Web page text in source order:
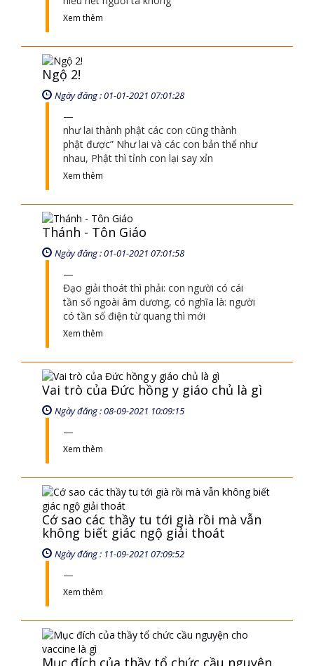
như lai thành phật các con cũng thành
nhau, Phật thì tỉnh con lại say xỉn
Xem thêm
Ngày đăng : 01-01-2021 07:01:58
Đạo giải thoát thì phải: con người có cái
tần số ngoài âm dương, có nghĩa là: người
Xem thêm
Vai trò của Đức hồng y giáo chủ là gì
Ngày đăng : 08-09-2021 10:09:15
Xem thêm
Cớ sao các thầy tu tới già rồi mà vẫn
không biết giác ngộ giải thoát
Ngày đăng : 11-09-2021 07:09:52
Xem thêm
Mục đích của thầy tổ chức cầu nguyện
cho vaccine là gì
Ngày đăng : 17-10-2021 06:10:33
Tất cả những việc làm ở thế gian này, đều
là kiếm danh, chớ không ngoài gì khác.
Xem thêm
Các chùa vi phạm pháp luật tập trung
đông người cầu nguyện cho vaccine
có giúp hết dịch được không